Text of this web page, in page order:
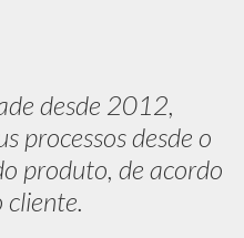
desde 2012,
processos desde o
produto, de acordo